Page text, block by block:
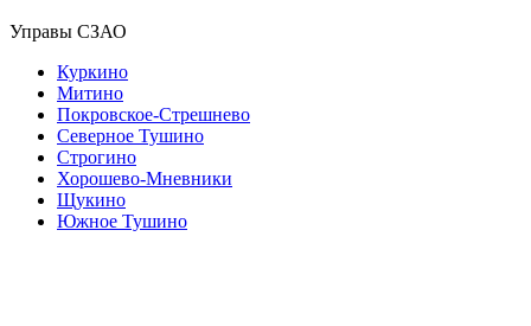
Управы СЗАО
Куркино
Митино
Покровское-Стрешнево
Северное Тушино
Строгино
Хорошево-Мневники
Щукино
Южное Тушино